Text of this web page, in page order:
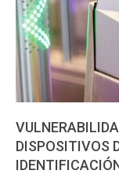
DISPOSITIVOS